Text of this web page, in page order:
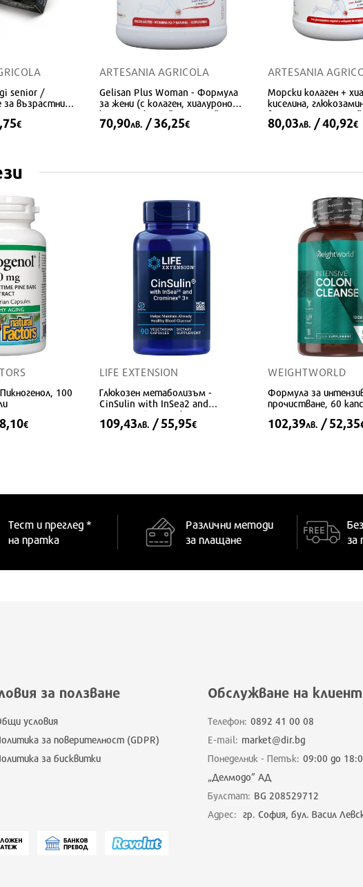
senior /
за възрастни /
€
ARTESANIA AGRICOLA
Gelisan Plus Woman - Формула
за жени (с колаген, хиалуронова
киселина, калций, магнезий,
изофлавони и витамин К2), 300
70,90лв. / 36,25€
ARTESANIA
Морски колаген +
киселина,
витамини и магнезий
600 g прах
80,03лв. / 40,92€
100
€
LIFE EXTENSION
Глюкозен метаболизъм -
CinSulin with InSea2 and
Crominex®3+, 90 капсули
109,43лв. / 55,95€
WEIGHTWORLD
Формула за
прочистване, 60
102,39лв. / 52,35
Тест и преглед *
на пратка
Различни методи
за плащане
за
за ползване
условия
за поверителност (GDPR)
за бисквитки
Обслужване на
Телефон: 0892 41 00 08
E-mail: market@dir.bg
Понеделник - Петък: 09:00 до
„Делмодо” АД
Булстат: BG 208529712
Адрес: гр. София, бул. Васил